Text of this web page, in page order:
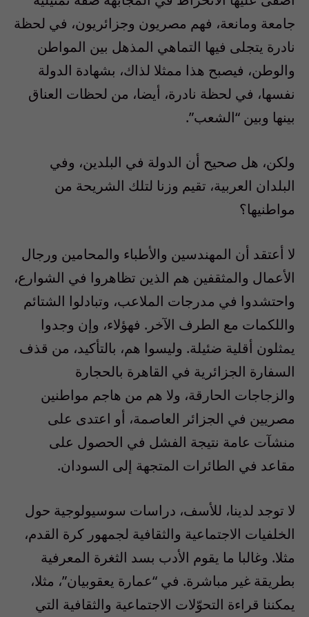
جامعة ومانعة، فهم مصريون وجزائريون، في لحظة
نادرة يتجلى فيها التماهي المذهل بين المواطن
والوطن، فيصبح هذا ممثلا لذاك، بشهادة الدولة
نفسها، في لحظة نادرة، أيضا، من لحظات العناق
بينها وبين “الشعب”.
ولكن، هل صحيح أن الدولة في البلدين، وفي
البلدان العربية، تقيم وزنا لتلك الشريحة من
مواطنيها؟
لا أعتقد أن المهندسين والأطباء والمحامين ورجال
الأعمال والمثقفين هم الذين تظاهروا في الشوارع،
واحتشدوا في مدرجات الملاعب، وتبادلوا الشتائم
واللكمات مع الطرف الآخر. فهؤلاء، وإن وجدوا
يمثلون أقلية ضئيلة. وليسوا هم، بالتأكيد، من قذف
السفارة الجزائرية في القاهرة بالحجارة
والزجاجات الحارقة، ولا هم من هاجم مواطنين
مصريين في الجزائر العاصمة، أو اعتدى على
منشآت عامة نتيجة الفشل في الحصول على
مقاعد في الطائرات المتجهة إلى السودان.
لا توجد لدينا، للأسف، دراسات سوسيولوجية حول
الخلفيات الاجتماعية والثقافية لجمهور كرة القدم،
مثلا. وغالبا ما يقوم الأدب بسد الثغرة المعرفية
بطريقة غير مباشرة. في “عمارة يعقوبيان”، مثلا،
يمكننا قراءة التحوّلات الاجتماعية والثقافية التي